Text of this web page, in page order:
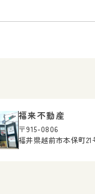
福来不動産
〒915-0806
福井県越前市本保町21